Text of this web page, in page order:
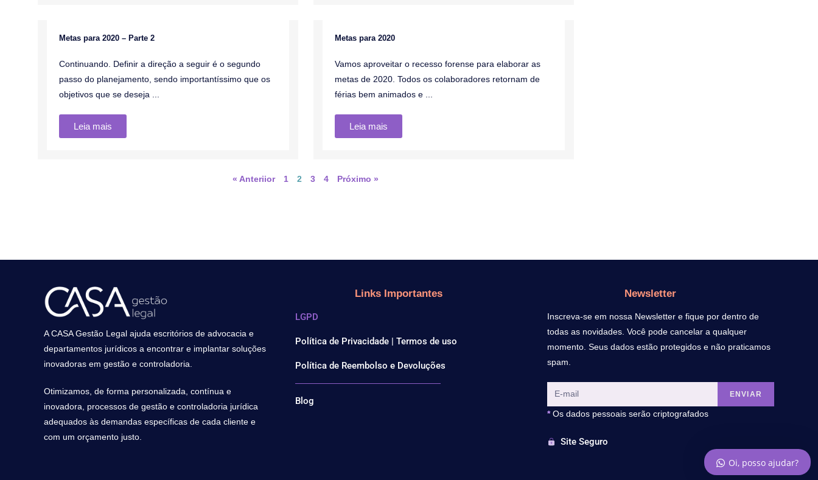
Blog
Metas para 2020 – Parte 2
Continuando. Definir a direção a seguir é o segundo
passo do planejamento, sendo importantíssimo que os
objetivos que se deseja ...
Leia mais
Global
Metas para 2020
Vamos aproveitar o recesso forense para elaborar as
metas de 2020. Todos os colaboradores retornam de
férias bem animados e ...
Leia mais
« Anteriior 1 2 3 4 Próximo »
A CASA Gestão Legal ajuda escritórios de advocacia e
departamentos jurídicos a encontrar e implantar soluções
inovadoras em gestão e controladoria.
Otimizamos, de forma personalizada, contínua e
inovadora, processos de gestão e controladoria jurídica
adequados às demandas específicas de cada cliente e
com um orçamento justo.
Links Importantes
LGPD
Política de Privacidade | Termos de uso
Política de Reembolso e Devoluções
Blog
Newsletter
Inscreva-se em nossa Newsletter e fique por dentro de
todas as novidades. Você pode cancelar a qualquer
momento. Seus dados estão protegidos e não praticamos
spam.
ENVIAR
*Os dados pessoais serão criptografados
Site Seguro
Oi, posso ajudar?